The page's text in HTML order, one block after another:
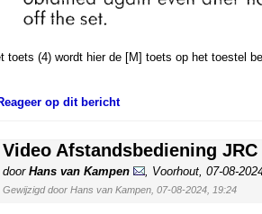
toets (4) wordt hier de [M] toets op het toestel
op dit bericht
Video Afstandsbediening JRC
door Hans van Kampen Voorhout 07-08-
Gewijzigd door Hans van Kampen, 07-08-2024, 19:24